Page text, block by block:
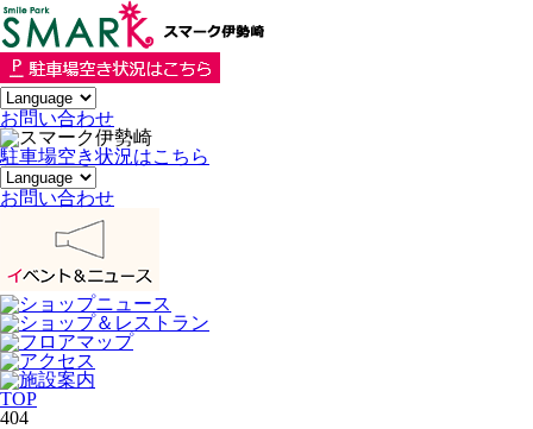
お問い合わせ
駐車場空き状況はこちら
お問い合わせ
TOP
404